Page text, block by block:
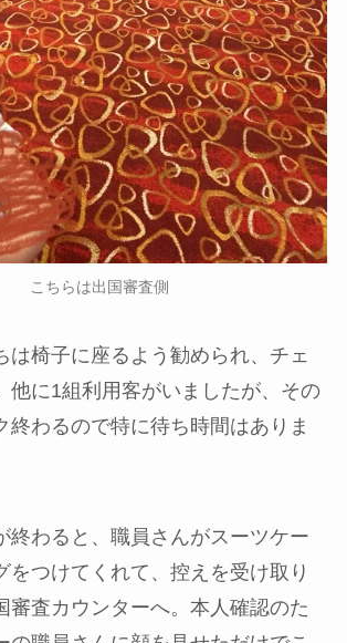
こちらは出国審査側
は椅子に座るよう勧められ、チェ
他に1組利用客がいましたが、その
終わるので特に待ち時間はありま
終わると、職員さんがスーツケー
をつけてくれて、控えを受け取り
審査カウンターへ。本人確認のた